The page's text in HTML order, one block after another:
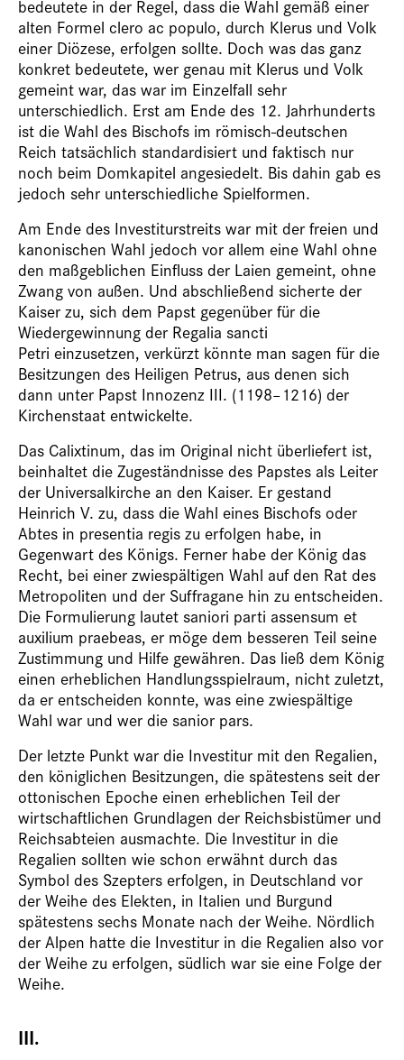
bedeutete in der Regel, dass die Wahl gemäß einer
alten Formel clero ac populo, durch Klerus und Volk
einer Diözese, erfolgen sollte. Doch was das ganz
konkret bedeutete, wer genau mit Klerus und Volk
gemeint war, das war im Einzelfall sehr
unterschiedlich. Erst am Ende des 12. Jahrhunderts
ist die Wahl des Bischofs im römisch-deutschen
Reich tatsächlich standardisiert und faktisch nur
noch beim Domkapitel angesiedelt. Bis dahin gab es
jedoch sehr unterschiedliche Spielformen.
Am Ende des Investiturstreits war mit der freien und
kanonischen Wahl jedoch vor allem eine Wahl ohne
den maßgeblichen Einfluss der Laien gemeint, ohne
Zwang von außen. Und abschließend sicherte der
Kaiser zu, sich dem Papst gegenüber für die
Wiedergewinnung der Regalia sancti
Petri einzusetzen, verkürzt könnte man sagen für die
Besitzungen des Heiligen Petrus, aus denen sich
dann unter Papst Innozenz III. (1198–1216) der
Kirchenstaat entwickelte.
Das Calixtinum, das im Original nicht überliefert ist,
beinhaltet die Zugeständnisse des Papstes als Leiter
der Universalkirche an den Kaiser. Er gestand
Heinrich V. zu, dass die Wahl eines Bischofs oder
Abtes in presentia regis zu erfolgen habe, in
Gegenwart des Königs. Ferner habe der König das
Recht, bei einer zwiespältigen Wahl auf den Rat des
Metropoliten und der Suffragane hin zu entscheiden.
Die Formulierung lautet saniori parti assensum et
auxilium praebeas, er möge dem besseren Teil seine
Zustimmung und Hilfe gewähren. Das ließ dem König
einen erheblichen Handlungsspielraum, nicht zuletzt,
da er entscheiden konnte, was eine zwiespältige
Wahl war und wer die sanior pars.
Der letzte Punkt war die Investitur mit den Regalien,
den königlichen Besitzungen, die spätestens seit der
ottonischen Epoche einen erheblichen Teil der
wirtschaftlichen Grundlagen der Reichsbistümer und
Reichsabteien ausmachte. Die Investitur in die
Regalien sollten wie schon erwähnt durch das
Symbol des Szepters erfolgen, in Deutschland vor
der Weihe des Elekten, in Italien und Burgund
spätestens sechs Monate nach der Weihe. Nördlich
der Alpen hatte die Investitur in die Regalien also vor
der Weihe zu erfolgen, südlich war sie eine Folge der
Weihe.
III.